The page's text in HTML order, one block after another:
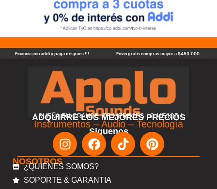
Financia con addi y paga despues !!! Envio gratis compras mayor a $450.000
ADQUIRRE LOS MEJORES PRECIOS
! SUEÑA EN GRANDE, TE MERECES LO MEJOR !
Instrumentos – Audio – Tecnología
Siguenos
NOSOTROS
¿QUIENES SOMOS?
SOPORTE & GARANTIA